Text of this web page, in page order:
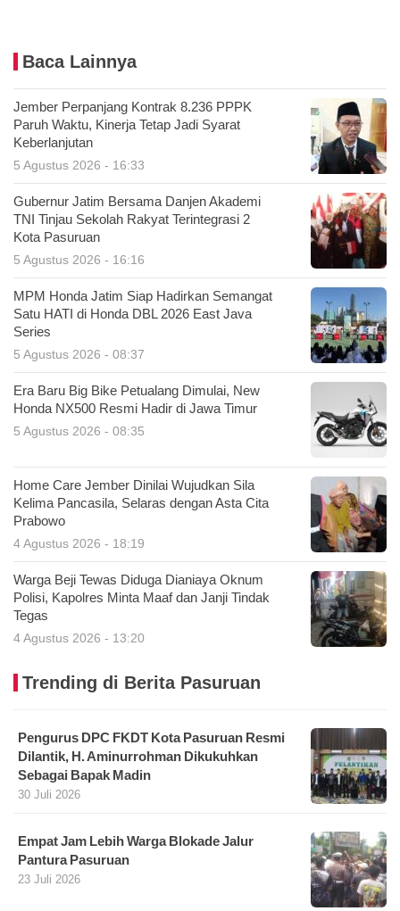
Baca Lainnya
Jember Perpanjang Kontrak 8.236 PPPK
Paruh Waktu, Kinerja Tetap Jadi Syarat
Keberlanjutan
5 Agustus 2026 - 16:33
Gubernur Jatim Bersama Danjen Akademi
TNI Tinjau Sekolah Rakyat Terintegrasi 2
Kota Pasuruan
5 Agustus 2026 - 16:16
MPM Honda Jatim Siap Hadirkan Semangat
Satu HATI di Honda DBL 2026 East Java
Series
5 Agustus 2026 - 08:37
Era Baru Big Bike Petualang Dimulai, New
Honda NX500 Resmi Hadir di Jawa Timur
5 Agustus 2026 - 08:35
Home Care Jember Dinilai Wujudkan Sila
Kelima Pancasila, Selaras dengan Asta Cita
Prabowo
4 Agustus 2026 - 18:19
Warga Beji Tewas Diduga Dianiaya Oknum
Polisi, Kapolres Minta Maaf dan Janji Tindak
Tegas
4 Agustus 2026 - 13:20
Trending di Berita Pasuruan
Pengurus DPC FKDT Kota Pasuruan Resmi
Dilantik, H. Aminurrohman Dikukuhkan
Sebagai Bapak Madin
30 Juli 2026
Empat Jam Lebih Warga Blokade Jalur
Pantura Pasuruan
23 Juli 2026